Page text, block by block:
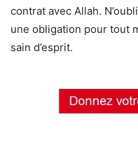
contrat avec Allah.
une obligation pour tout
sain d’esprit.